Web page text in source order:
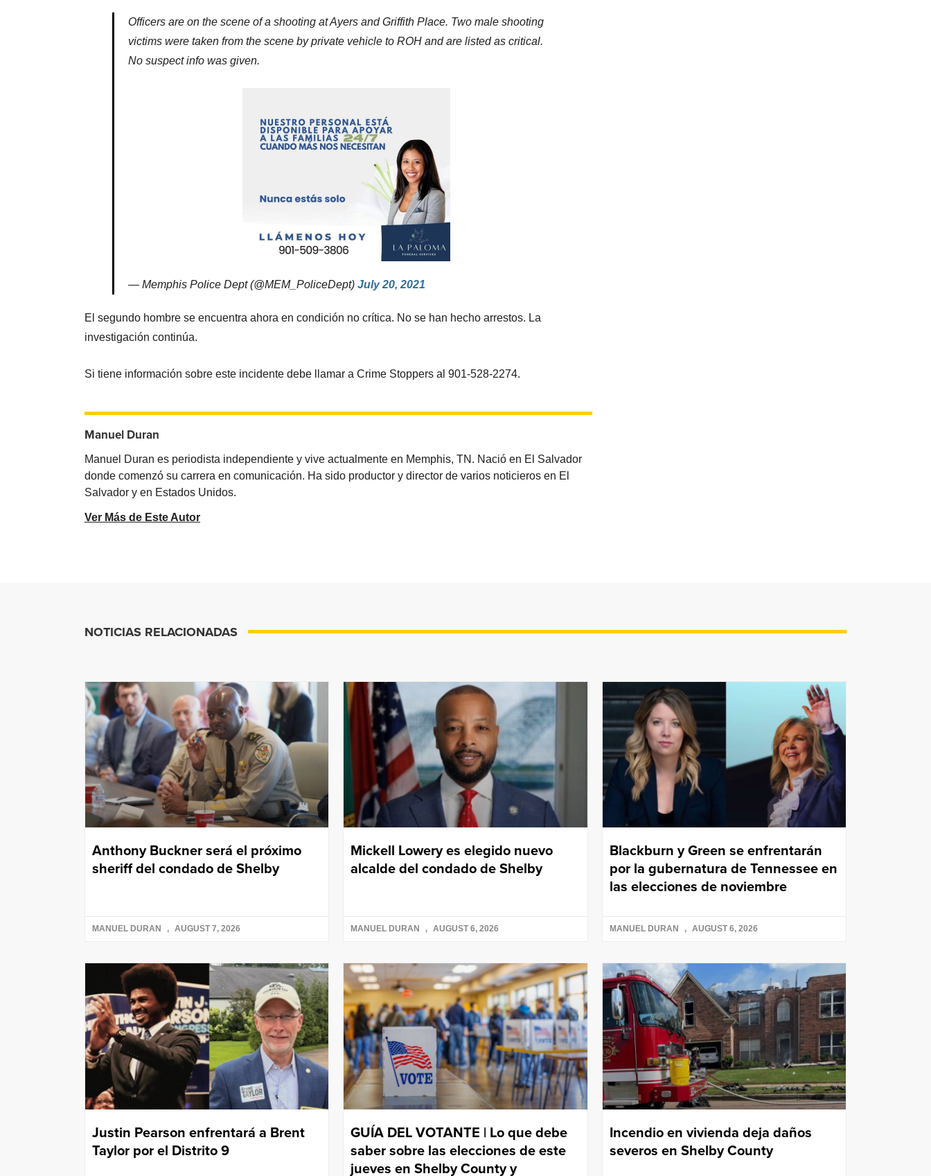
Officers are on the scene of a shooting at Ayers and Griffith Place. Two male shooting
victims were taken from the scene by private vehicle to ROH and are listed as critical.
No suspect info was given.
— Memphis Police Dept (@MEM_PoliceDept)July 20, 2021
El segundo hombre se encuentra ahora en condición no crítica. No se han hecho arrestos. La
investigación continúa.
Si tiene información sobre este incidente debe llamar a Crime Stoppers al 901-528-2274.
Manuel Duran
Manuel Duran es periodista independiente y vive actualmente en Memphis, TN. Nació en El Salvador
donde comenzó su carrera en comunicación. Ha sido productor y director de varios noticieros en El
Salvador y en Estados Unidos.
Ver Más de Este Autor
NOTICIAS RELACIONADAS
Anthony Buckner será el próximo
sheriff del condado de Shelby
MANUEL DURAN AUGUST 7, 2026
Mickell Lowery es elegido nuevo
alcalde del condado de Shelby
MANUEL DURAN AUGUST 6, 2026
Blackburn y Green se enfrentarán
por la gubernatura de Tennessee en
las elecciones de noviembre
MANUEL DURAN AUGUST 6, 2026
Justin Pearson enfrentará a Brent
Taylor por el Distrito 9
GUÍA DEL VOTANTE | Lo que debe
saber sobre las elecciones de este
jueves en Shelby County y
Incendio en vivienda deja daños
severos en Shelby County